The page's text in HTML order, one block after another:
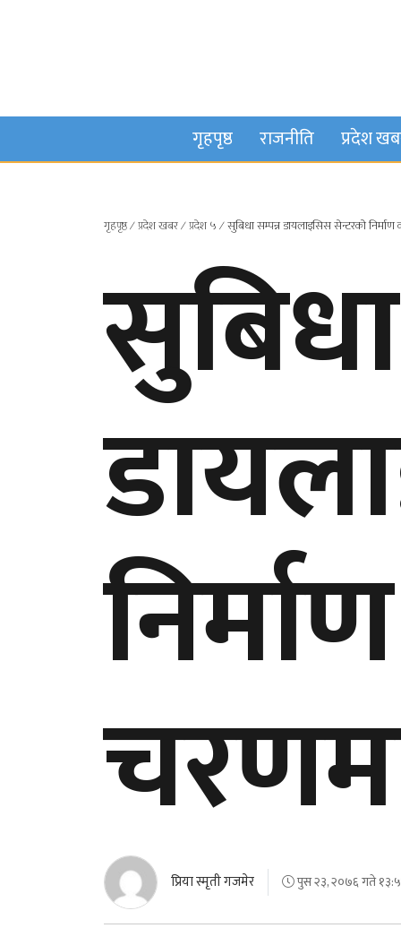
गृहपृष्ठ राजनीति प्रदेश
गृहपृष्ठ∕प्रदेश खबर∕प्रदेश ५∕सुबिधा सम्पन्न डायलाइसिस सेन्टरको निर्माण
प्रिया स्मृती गजमेर पुस २३, २०७६ गते